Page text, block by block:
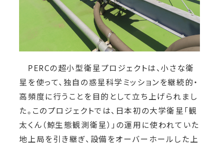
PERCの超小型衛星プロジェクトは、小さな衛
星を使って、独自の惑星科学ミッションを継続的・
高頻度に行うことを目的として立ち上げられまし
た。このプロジェクトでは、日本初の大学衛星「観
太くん（鯨生態観測衛星）」の運用に使われていた
地上局を引き継ぎ、設備をオーバーホールした上